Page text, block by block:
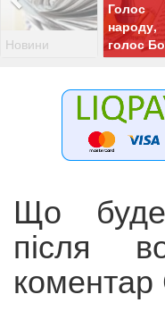
Новини
Голос
народу,
голос
Що
після
коментар